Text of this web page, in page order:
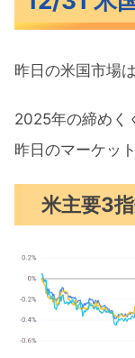
米主
セク
米国市場
2025
バー
1月
昨日の米国市場
2025年の締めく
昨日のマーケッ
米主要3